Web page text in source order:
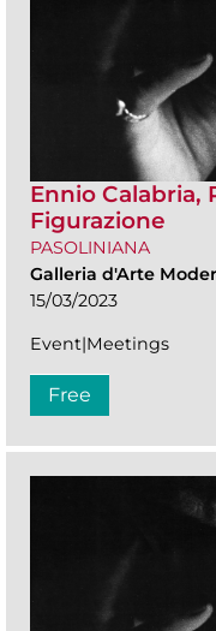
Ennio Calabria,
Figurazione
PASOLINIANA
Galleria d'Arte
15/03/2023
Event|Meetings
Free